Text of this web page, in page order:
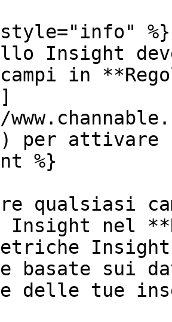
%}
Insight
in
per attivare
%}
qualsiasi
Insight nel
basate sui
e delle tue